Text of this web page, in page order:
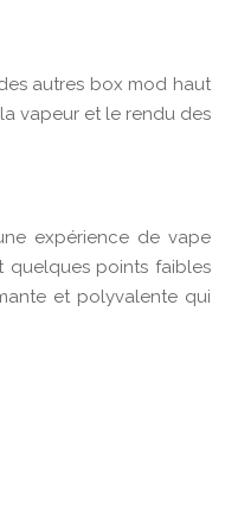
autres box mod haut
vapeur et le rendu des
expérience de vape
quelques points faibles
et polyvalente qui